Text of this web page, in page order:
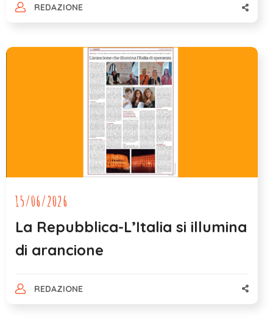
REDAZIONE
15/06/2026
La Repubblica-L’Italia si illumina
di arancione
REDAZIONE